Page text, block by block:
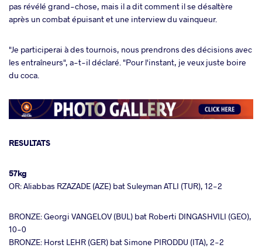
pas révélé grand-chose, mais il a dit comment il se désaltère
après un combat épuisant et une interview du vainqueur.
"Je participerai à des tournois, nous prendrons des décisions avec
les entraîneurs", a-t-il déclaré. "Pour l'instant, je veux juste boire
du coca.
RESULTATS
57kg
OR: Aliabbas RZAZADE (AZE) bat Suleyman ATLI (TUR), 12-2
BRONZE: Georgi VANGELOV (BUL) bat Roberti DINGASHVILI (GEO),
10-0
BRONZE: Horst LEHR (GER) bat Simone PIRODDU (ITA), 2-2